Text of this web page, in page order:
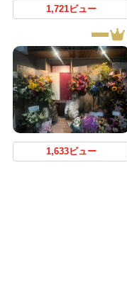
1,721ビュー
1,633ビュー